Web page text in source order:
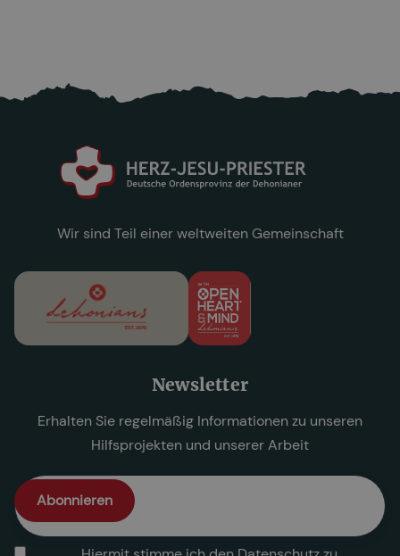
Wir sind Teil einer weltweiten Gemeinschaft
Newsletter
Erhalten Sie regelmäßig Informationen zu unseren
Hilfsprojekten und unserer Arbeit